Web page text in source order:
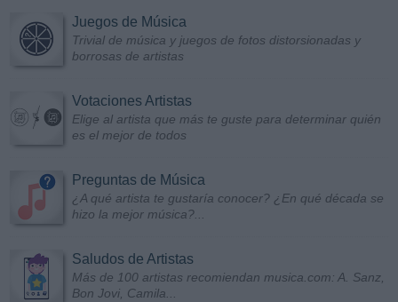
Juegos de Música
Trivial de música y juegos de fotos distorsionadas y
borrosas de artistas
Votaciones Artistas
Elige al artista que más te guste para determinar quién
es el mejor de todos
Preguntas de Música
¿A qué artista te gustaría conocer? ¿En qué década se
hizo la mejor música?...
Saludos de Artistas
Más de 100 artistas recomiendan musica.com: A. Sanz,
Bon Jovi, Camila...